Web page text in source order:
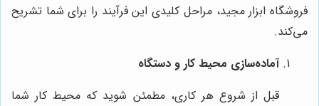
فروشگاه ابزار مجید، مراحل کلیدی این فرآیند را برای شما تشریح
می‌کند.
آماده‌سازی محیط کار و دستگاه
قبل از شروع هر کاری، مطمئن شوید که محیط کار شما